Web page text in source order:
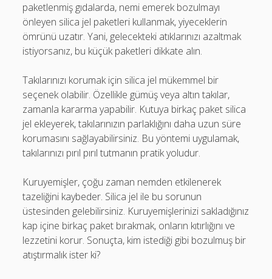
paketlenmiş gıdalarda, nemi emerek bozulmayı
önleyen silica jel paketleri kullanmak, yiyeceklerin
ömrünü uzatır. Yani, gelecekteki atıklarınızı azaltmak
istiyorsanız, bu küçük paketleri dikkate alın.
Takılarınızı korumak için silica jel mükemmel bir
seçenek olabilir. Özellikle gümüş veya altın takılar,
zamanla kararma yapabilir. Kutuya birkaç paket silica
jel ekleyerek, takılarınızın parlaklığını daha uzun süre
korumasını sağlayabilirsiniz. Bu yöntemi uygulamak,
takılarınızı pırıl pırıl tutmanın pratik yoludur.
Kuruyemişler, çoğu zaman nemden etkilenerek
tazeliğini kaybeder. Silica jel ile bu sorunun
üstesinden gelebilirsiniz. Kuruyemişlerinizi sakladığınız
kap içine birkaç paket bırakmak, onların kıtırlığını ve
lezzetini korur. Sonuçta, kim istediği gibi bozulmuş bir
atıştırmalık ister ki?